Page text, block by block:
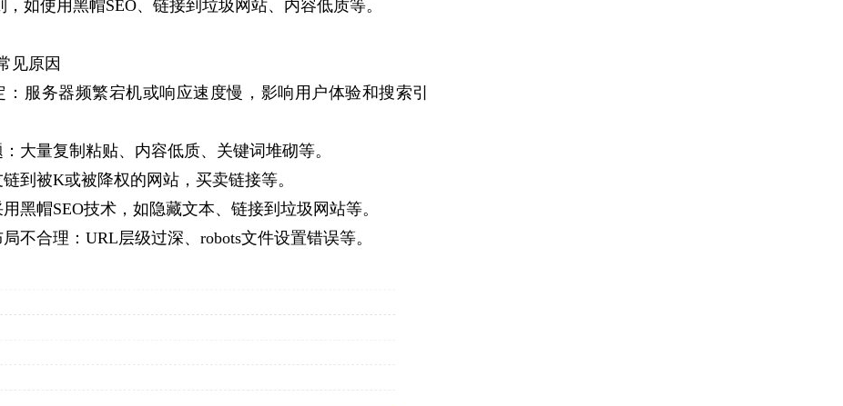
如使用黑帽SEO、‌链接到垃圾网站、‌内容低质等。‌
见原因
：‌服务器频繁宕机或响应速度慢，‌影响用户体验和搜索引
大量复制粘贴、‌内容低质、‌关键词堆砌等。‌
到被K或被降权的网站，‌买卖链接等。‌
黑帽SEO技术，‌如隐藏文本、‌链接到垃圾网站等。‌
不合理‌：‌URL层级过深、‌robots文件设置错误等。‌